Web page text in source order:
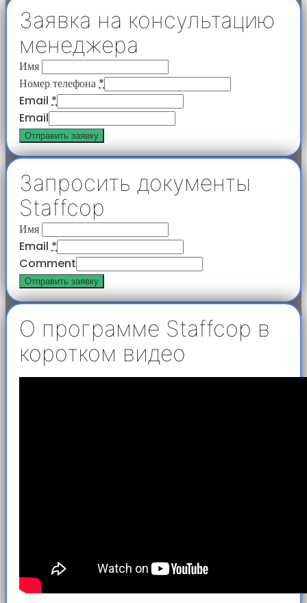
Заявка на консультацию
менеджера
Имя
Номер телефона*
Email *
Email
Отправить заявку
Запросить документы
Staffcop
Имя
Email *
Comment
Отправить заявку
О программе Staffcop в
коротком видео